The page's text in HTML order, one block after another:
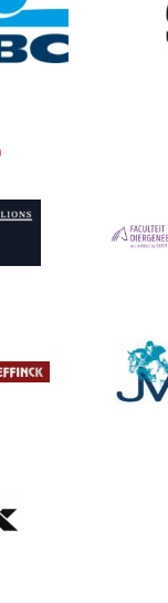
Afbeelding
Afbeelding